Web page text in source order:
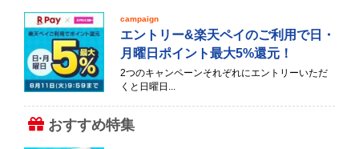
campaign
エントリー&楽天ペイのご利用で日・
月曜日ポイント最大5%還元！
2つのキャンペーンそれぞれにエントリーいただ
くと日曜日...
おすすめ特集